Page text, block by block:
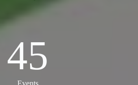
45
Events